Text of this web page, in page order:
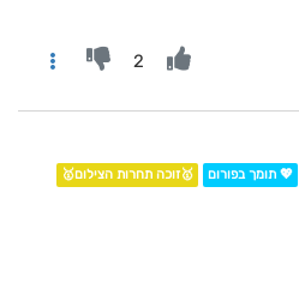
2
💖 תומך בפורום 🥇זוכה תחרות הצילום🥇